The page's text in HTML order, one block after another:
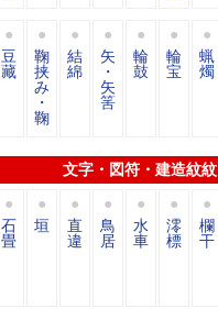
豆
藏
鞠
挟
み
・
鞠
結
綿
矢
・
矢
筈
輪
鼓
輪
宝
蝋
燭
文字・図符・建造紋紋
石
畳
垣 直
違
鳥
居
水
車
澪
標
欄
干